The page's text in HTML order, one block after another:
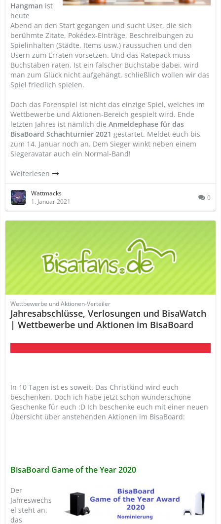
Hangman ist
heute
Abend an den Start gegangen und sucht User, die sich
berühmte Zitate, Pokédex-Einträge, Beschreibungen zu
Spielinhalten (Städte, Items usw.) raussuchen und den
Usern zum Erraten vorsetzen. Und das Ratepack muss
Buchstaben raten. Ist ein falscher Buchstabe dabei, wird
man zum Glück nicht aufgehängt, schließlich wollen wir das
Spiel friedlich spielen.
Doch das Forenspiel ist nicht das einzige Spiel, welches im
Wettbewerbe und Aktionen-Bereich gespielt wird. Ende
letzten Jahres ist nämlich die Anmeldephase für das
BisaBoard Schachturnier 2021 gestartet. Meldet euch bis
zum 14. Januar noch an. Dem Sieger winkt neben einem
Siegeravatar auch ein Normal-Band!
Weiterlesen
Wattmacks
1. Januar 2021
0
Wettbewerbe und Aktionen-Verteiler
Jahresabschlüsse, Verlosungen und BisaWatch
| Wettbewerbe und Aktionen im BisaBoard
In 10 Tagen ist es soweit. Das Christkind wird euch
beschenken. Doch ich habe jetzt schon wunderschöne
Geschenke für euch :D Ich beschenke euch mit einer neuen
Übersicht über anstehenden Aktionen im BisaBoard:
BisaBoard Game of the Year 2020
Der
Jahreswechs
el steht an,
das